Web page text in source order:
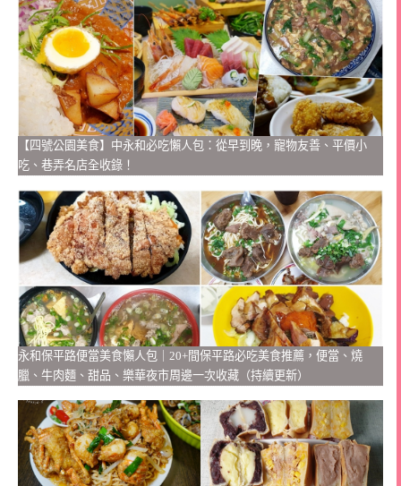
【四號公園美食】中永和必吃懶人包：從早到晚，寵物友善、平價小
吃、巷弄名店全收錄！
永和保平路便當美食懶人包｜20+間保平路必吃美食推薦，便當、燒
臘、牛肉麵、甜品、樂華夜市周邊一次收藏（持續更新）